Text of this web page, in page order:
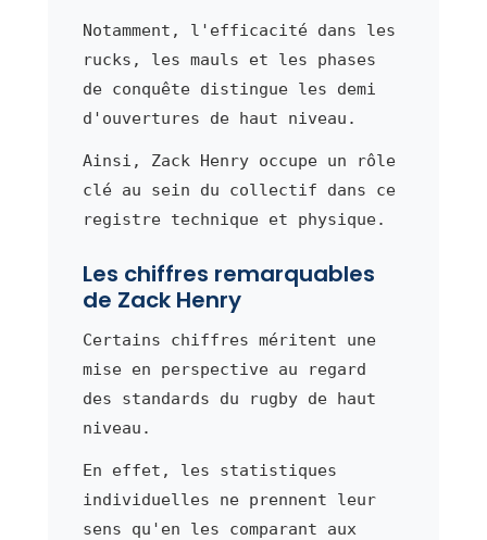
Notamment, l'efficacité dans les
rucks, les mauls et les phases
de conquête distingue les demi
d'ouvertures de haut niveau.
Ainsi, Zack Henry occupe un rôle
clé au sein du collectif dans ce
registre technique et physique.
Les chiffres remarquables
de Zack Henry
Certains chiffres méritent une
mise en perspective au regard
des standards du rugby de haut
niveau.
En effet, les statistiques
individuelles ne prennent leur
sens qu'en les comparant aux